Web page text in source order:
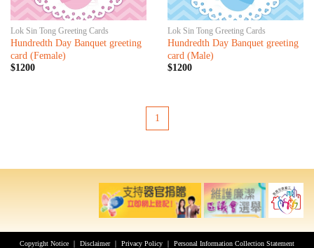
Lok Sin Tong Greeting Cards
Hundredth Day Banquet greeting
card (Female)
$1200
Lok Sin Tong Greeting Cards
Hundredth Day Banquet greeting
card (Male)
$1200
1
Copyright Notice ｜ Disclaimer｜ Privacy Policy ｜ Personal Information Collection Statement